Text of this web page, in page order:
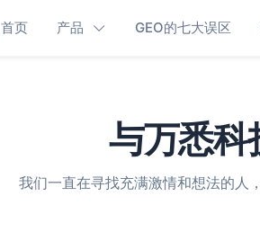
首页 产品 GEO的七大误区
与万悉科
我们一直在寻找充满激情和想法的人